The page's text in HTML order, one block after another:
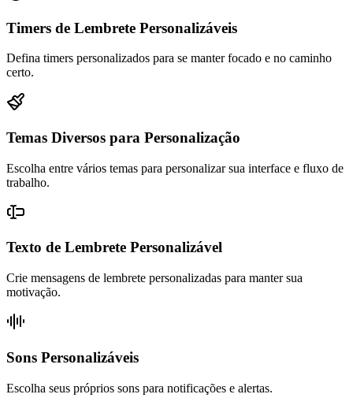
Timers de Lembrete Personalizáveis
Defina timers personalizados para se manter focado e no caminho
certo.
Temas Diversos para Personalização
Escolha entre vários temas para personalizar sua interface e fluxo de
trabalho.
Texto de Lembrete Personalizável
Crie mensagens de lembrete personalizadas para manter sua
motivação.
Sons Personalizáveis
Escolha seus próprios sons para notificações e alertas.